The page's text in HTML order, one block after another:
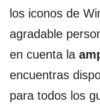
los iconos de
agradable
en cuenta la
encuentras
para todos los